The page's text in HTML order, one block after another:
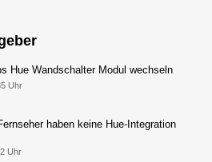
Hue Wandschalter Modul wechseln
Uhr
haben keine Hue-Integration
Uhr